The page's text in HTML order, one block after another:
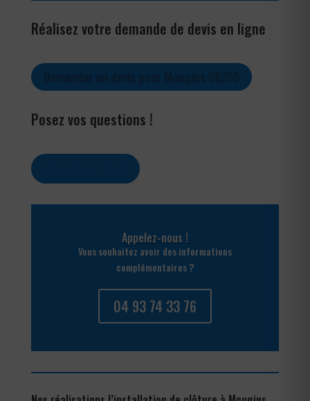
Réalisez votre demande de devis en ligne
Posez vos questions !
Appelez-nous !
Vous souhaitez avoir des informations
complémentaires ?
04 93 74 33 76